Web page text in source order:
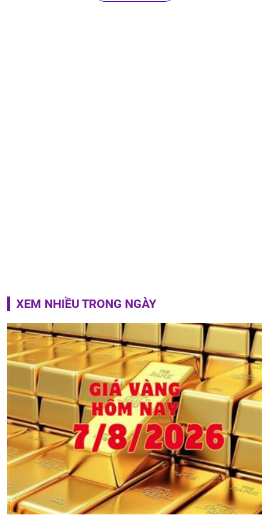
XEM NHIỀU TRONG NGÀY